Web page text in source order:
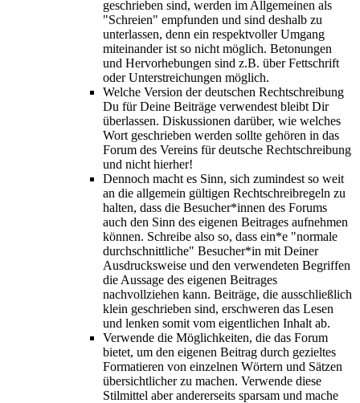
geschrieben sind, werden im Allgemeinen als
"Schreien" empfunden und sind deshalb zu
unterlassen, denn ein respektvoller Umgang
miteinander ist so nicht möglich. Betonungen
und Hervorhebungen sind z.B. über Fettschrift
oder Unterstreichungen möglich.
Welche Version der deutschen Rechtschreibung
Du für Deine Beiträge verwendest bleibt Dir
überlassen. Diskussionen darüber, wie welches
Wort geschrieben werden sollte gehören in das
Forum des Vereins für deutsche Rechtschreibung
und nicht hierher!
Dennoch macht es Sinn, sich zumindest so weit
an die allgemein gültigen Rechtschreibregeln zu
halten, dass die Besucher*innen des Forums
auch den Sinn des eigenen Beitrages aufnehmen
können. Schreibe also so, dass ein*e "normale
durchschnittliche" Besucher*in mit Deiner
Ausdrucksweise und den verwendeten Begriffen
die Aussage des eigenen Beitrages
nachvollziehen kann. Beiträge, die ausschließlich
klein geschrieben sind, erschweren das Lesen
und lenken somit vom eigentlichen Inhalt ab.
Verwende die Möglichkeiten, die das Forum
bietet, um den eigenen Beitrag durch gezieltes
Formatieren von einzelnen Wörtern und Sätzen
übersichtlicher zu machen. Verwende diese
Stilmittel aber andererseits sparsam und mache